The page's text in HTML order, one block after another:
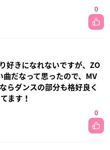
0
好きになれないですが、ZO
だなって思ったので、MV
らダンスの部分も格好良く
ます！
0